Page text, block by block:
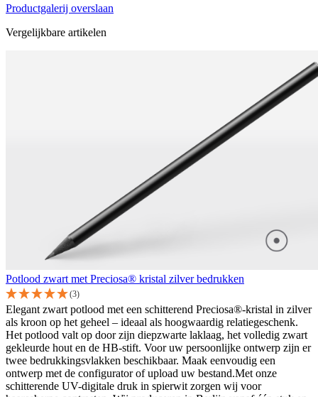
Productgalerij overslaan
Vergelijkbare artikelen
Potlood zwart met Preciosa® kristal zilver bedrukken
(3)
Elegant zwart potlood met een schitterend Preciosa®-kristal in zilver
als kroon op het geheel – ideaal als hoogwaardig relatiegeschenk.
Het potlood valt op door zijn diepzwarte laklaag, het volledig zwart
gekleurde hout en de HB-stift. Voor uw persoonlijke ontwerp zijn er
twee bedrukkingsvlakken beschikbaar. Maak eenvoudig een
ontwerp met de configurator of upload uw bestand.Met onze
schitterende UV-digitale druk in spierwit zorgen wij voor